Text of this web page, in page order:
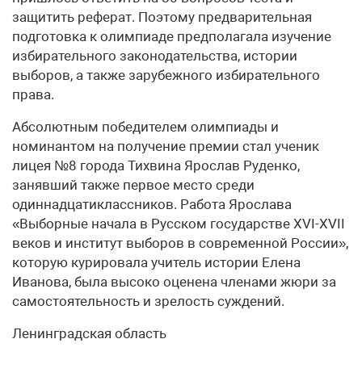
защитить реферат. Поэтому предварительная
подготовка к олимпиаде предполагала изучение
избирательного законодательства, истории
выборов, а также зарубежного избирательного
права.
Абсолютным победителем олимпиады и
номинантом на получение премии стал ученик
лицея №8 города Тихвина Ярослав Руденко,
занявший также первое место среди
одиннадцатиклассников. Работа Ярослава
«Выборные начала в Русском государстве XVI-XVII
веков и институт выборов в современной России»,
которую курировала учитель истории Елена
Иванова, была высоко оценена членами жюри за
самостоятельность и зрелость суждений.
Ленинградская область